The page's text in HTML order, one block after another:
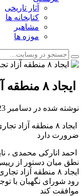
آثار تاریخی
کتابخانه ها
مشاهیر
موزه ها
️ ایجاد ۸ منطقه آزاد تجاری –
نوشته شده در دسامبر 23, 2019
ایجاد ۸ منطقه
ضرورت دارد
احمد انارکی محمدی
نطق میان دستور از
ایجاد ۸ منطقه
رود شورای نگهبان با
موافقت کند